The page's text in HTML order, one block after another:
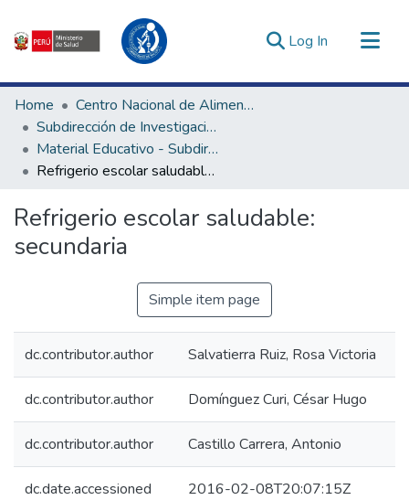
Log In (current)
Communities & Collections
All of DSpace
Statistics
Estadísticas Externas
Enlaces de interés ▾
Home
Centro Nacional de Alimentación, Nutrición y Vida Saludable
Subdirección de Investigación y Tecnologías en Alimentación y Vida Saludable
Material Educativo - Subdirección de Investigación y Tecnologías en Alimentación y Vida Saludable
Refrigerio escolar saludable: secundaria
Refrigerio escolar saludable:
secundaria
Simple item page
dc.contributor.author Salvatierra Ruiz, Rosa Victoria
dc.contributor.author Domínguez Curi, César Hugo
dc.contributor.author Castillo Carrera, Antonio
dc.date.accessioned 2016-02-08T20:07:15Z